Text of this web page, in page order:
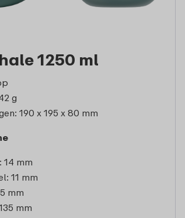
1250 ml
g
190 x 195 x 80 mm
14 mm
11 mm
mm
mm